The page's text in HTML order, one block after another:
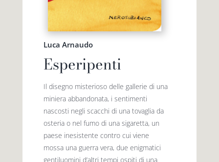
Luca Arnaudo
Esperipenti
Il disegno misterioso delle gallerie di una
miniera abbandonata, i sentimenti
nascosti negli scacchi di una tovaglia da
osteria o nel fumo di una sigaretta, un
paese inesistente contro cui viene
mossa una guerra vera, due enigmatici
gentiluomini d’altri tempi ospiti di una